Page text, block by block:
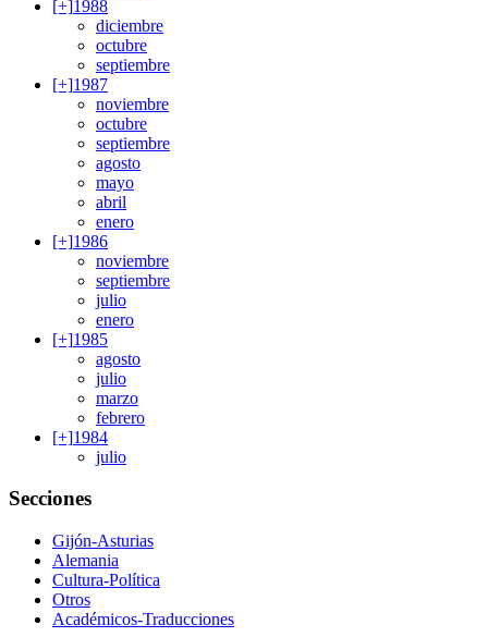
[+]1988
diciembre
octubre
septiembre
[+]1987
noviembre
octubre
septiembre
agosto
mayo
abril
enero
[+]1986
noviembre
septiembre
julio
enero
[+]1985
agosto
julio
marzo
febrero
[+]1984
julio
Secciones
Gijón-Asturias
Alemania
Cultura-Política
Otros
Académicos-Traducciones